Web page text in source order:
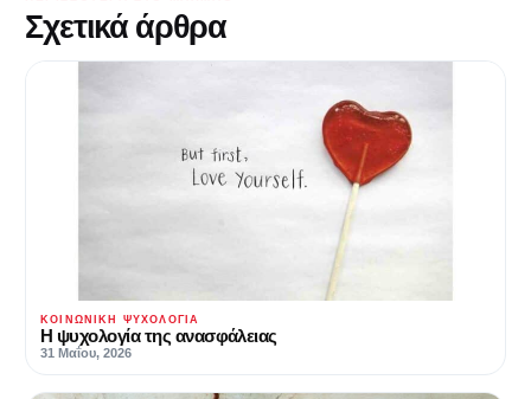
Σχετικά άρθρα
ΚΟΙΝΩΝΙΚΉ ΨΥΧΟΛΟΓΊΑ
Η ψυχολογία της ανασφάλειας
31 Μαΐου, 2026